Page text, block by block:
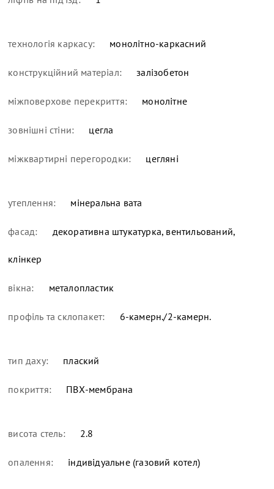
технологія каркасу: монолітно-каркасний
конструкційний матеріал: залізобетон
міжповерхове перекриття: монолітне
зовнішні стіни: цегла
міжквартирні перегородки: цегляні
утеплення: мінеральна вата
фасад: декоративна штукатурка, вентильований,
клінкер
вікна: металопластик
профіль та склопакет: 6-камерн./2-камерн.
тип даху: плаский
покриття: ПВХ-мембрана
висота стель: 2.8
опалення: індивідуальне (газовий котел)